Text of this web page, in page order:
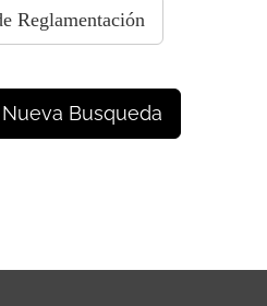
Reglamentación
Busqueda